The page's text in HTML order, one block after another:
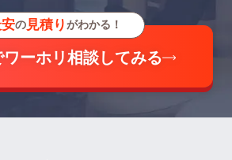
の見積りがわかる！
ーホリ相談してみる